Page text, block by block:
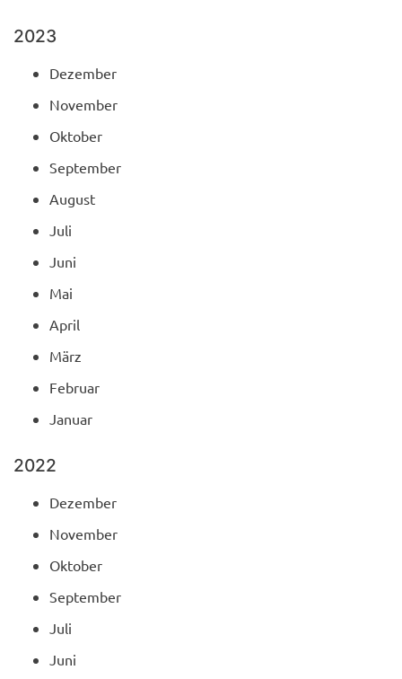
2023
Dezember
November
Oktober
September
August
Juli
Juni
Mai
April
März
Februar
Januar
2022
Dezember
November
Oktober
September
Juli
Juni